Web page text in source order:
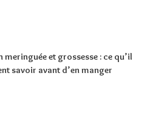
meringuée et grossesse : ce qu’il
savoir avant d’en manger